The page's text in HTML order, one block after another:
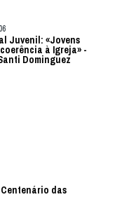
Juvenil: «Jovens
à Igreja» -
Dominguez
das